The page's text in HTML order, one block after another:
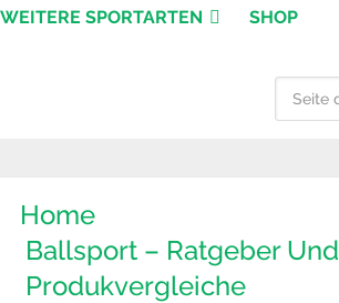
WEITERE SPORTARTEN SHOP
Home
Ballsport – Ratgeber Und
Produkvergleiche